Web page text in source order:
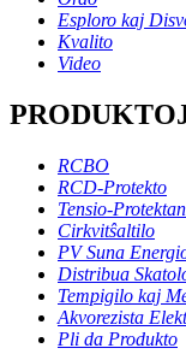
Esploro kaj
Kvalito
Video
RCBO
RCD-Protekto
Tensio-
Cirkvitŝaltilo
PV Suna
Distribua
Tempigilo kaj
Akvorezista
Pli da Produkto